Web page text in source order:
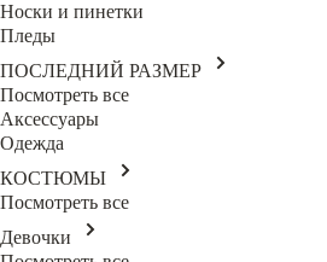
Носки и пинетки
Пледы
ПОСЛЕДНИЙ РАЗМЕР
Посмотреть все
Аксессуары
Одежда
КОСТЮМЫ
Посмотреть все
Девочки